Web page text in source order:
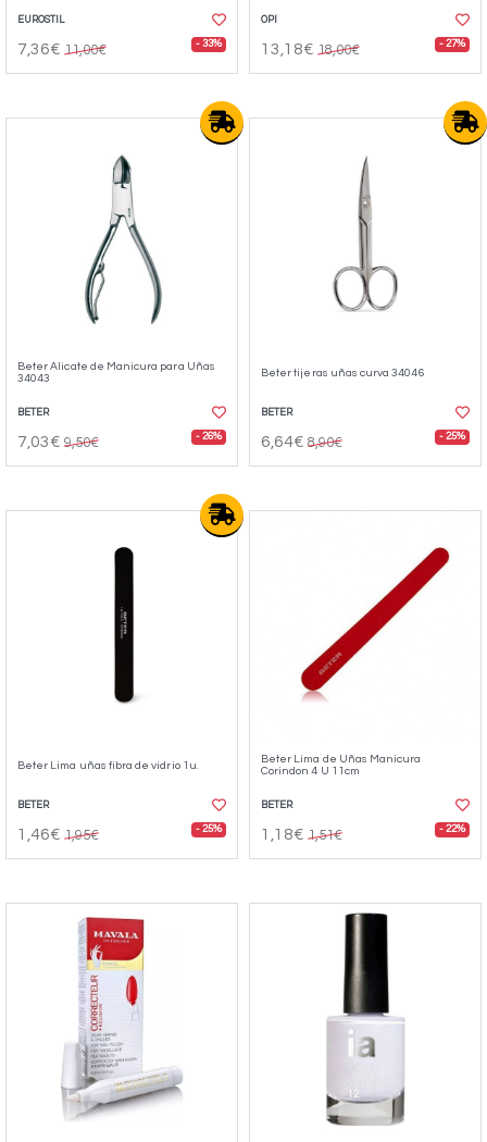
EUROSTIL
7,36€ 11,00€ - 33%
OPI
13,18€ 18,00€ - 27%
Beter Alicate de Manicura para Uñas
34043
BETER
7,03€ 9,50€ - 26%
Beter tijeras uñas curva 34046
BETER
6,64€ 8,90€ - 25%
Beter Lima uñas fibra de vidrio 1u.
BETER
1,46€ 1,95€ - 25%
Beter Lima de Uñas Manicura
Corindon 4 U 11cm
BETER
1,18€ 1,51€ - 22%